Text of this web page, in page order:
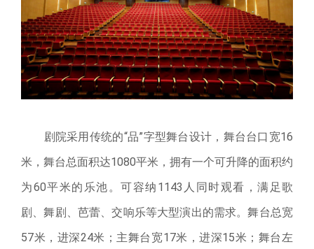
剧院采用传统的“品”字型舞台设计，舞台台口宽16
米，舞台总面积达1080平米，拥有一个可升降的面积约
为60平米的乐池。可容纳1143人同时观看，满足歌
剧、舞剧、芭蕾、交响乐等大型演出的需求。舞台总宽
57米，进深24米；主舞台宽17米，进深15米；舞台左